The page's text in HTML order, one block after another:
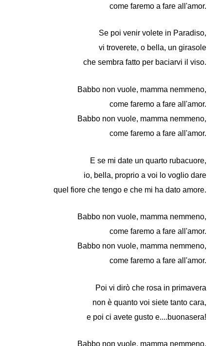
come faremo a fare all'amor.
Se poi venir volete in Paradiso,
vi troverete, o bella, un girasole
che sembra fatto per baciarvi il viso.
Babbo non vuole, mamma nemmeno,
come faremo a fare all'amor.
Babbo non vuole, mamma nemmeno,
come faremo a fare all'amor.
E se mi date un quarto rubacuore,
io, bella, proprio a voi lo voglio dare
quel fiore che tengo e che mi ha dato amore.
Babbo non vuole, mamma nemmeno,
come faremo a fare all'amor.
Babbo non vuole, mamma nemmeno,
come faremo a fare all'amor.
Poi vi dirò che rosa in primavera
non è quanto voi siete tanto cara,
e poi ci avete gusto e....buonasera!
Babbo non vuole, mamma nemmeno,